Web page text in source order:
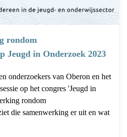
rondom
Jeugd in Onderzoek 2023
onderzoekers van Oberon en het
op het congres 'Jeugd in
rondom
die samenwerking er uit en wat